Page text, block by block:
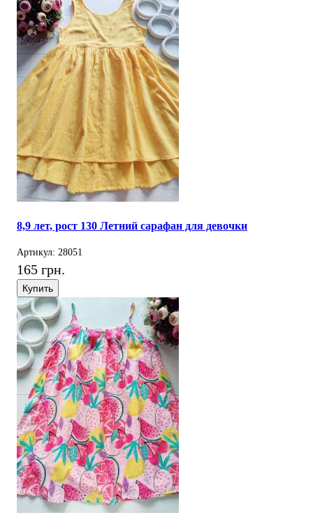
8,9 лет, рост 130 Летний сарафан для девочки
Артикул: 28051
165 грн.
Купить